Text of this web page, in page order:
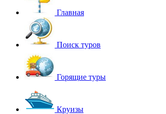
Главная
Поиск туров
Горящие туры
Круизы